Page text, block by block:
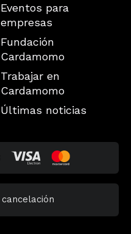
Eventos para
empresas
Fundación
Cardamomo
Trabajar en
Cardamomo
Últimas noticias
cancelación